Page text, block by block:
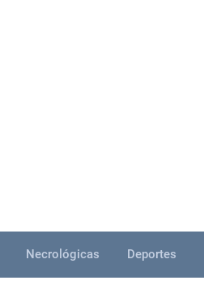
Necrológicas Deportes